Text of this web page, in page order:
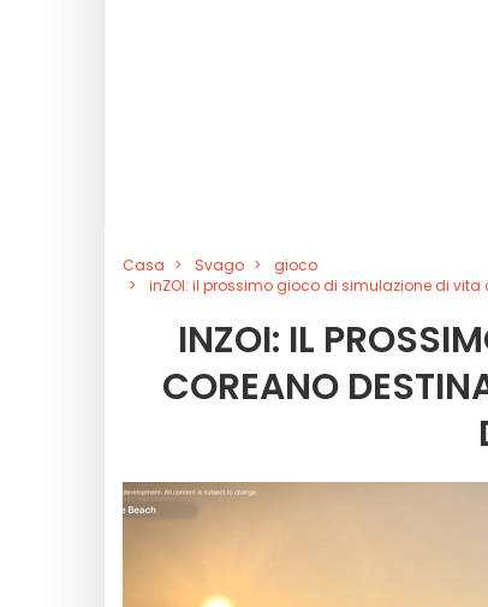
Casa Svago
gioco
inZOI: il prossimo gioco di simulazione di
INZOI: IL
COREANO